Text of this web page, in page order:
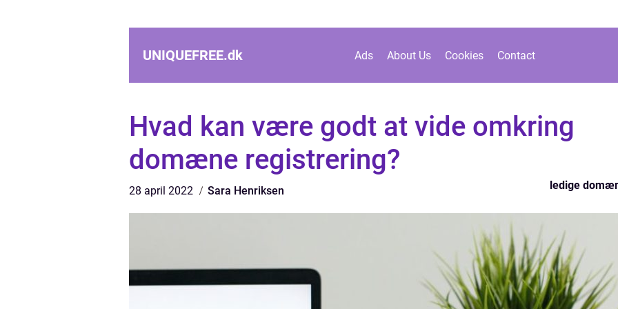
UNIQUEFREE.dk Ads About Us Cookies Contact
Hvad kan være godt at vide omkring
domæne registrering?
28 april 2022 Sara Henriksen ledige